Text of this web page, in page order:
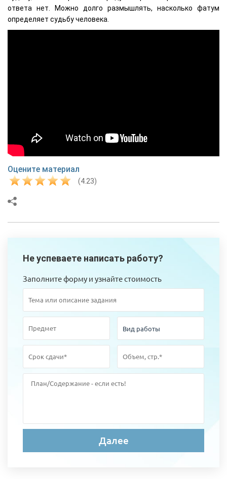
ответа нет. Можно долго размышлять, насколько фатум
определяет судьбу человека.
Оцените материал
(4.23)
Не успеваете написать работу?
Заполните форму и узнайте стоимость